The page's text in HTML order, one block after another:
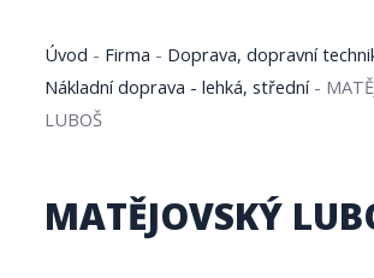
Úvod - Firma - Doprava, dopravní
Nákladní doprava - lehká, střední-
LUBOŠ
MATĚJOVSKÝ